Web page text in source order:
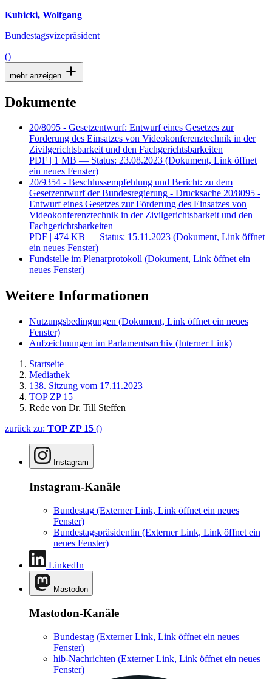
Kubicki, Wolfgang
Bundestagsvizepräsident
()
mehr anzeigen
Dokumente
20/8095 - Gesetzentwurf: Entwurf eines Gesetzes zur
Förderung des Einsatzes von Videokonferenztechnik in der
Zivilgerichtsbarkeit und den Fachgerichtsbarkeiten
PDF | 1 MB — Status: 23.08.2023 (Dokument, Link öffnet
ein neues Fenster)
20/9354 - Beschlussempfehlung und Bericht: zu dem
Gesetzentwurf der Bundesregierung - Drucksache 20/8095 -
Entwurf eines Gesetzes zur Förderung des Einsatzes von
Videokonferenztechnik in der Zivilgerichtsbarkeit und den
Fachgerichtsbarkeiten
PDF | 474 KB — Status: 15.11.2023 (Dokument, Link öffnet
ein neues Fenster)
Fundstelle im Plenarprotokoll (Dokument, Link öffnet ein
neues Fenster)
Weitere Informationen
Nutzungsbedingungen (Dokument, Link öffnet ein neues
Fenster)
Aufzeichnungen im Parlamentsarchiv (Interner Link)
Startseite
Mediathek
138. Sitzung vom 17.11.2023
TOP ZP 15
Rede von Dr. Till Steffen
zurück zu: TOP ZP 15 ()
Instagram
Instagram-Kanäle
Bundestag (Externer Link, Link öffnet ein neues
Fenster)
Bundestagspräsidentin (Externer Link, Link öffnet ein
neues Fenster)
LinkedIn
Mastodon
Mastodon-Kanäle
Bundestag (Externer Link, Link öffnet ein neues
Fenster)
hib-Nachrichten (Externer Link, Link öffnet ein neues
Fenster)